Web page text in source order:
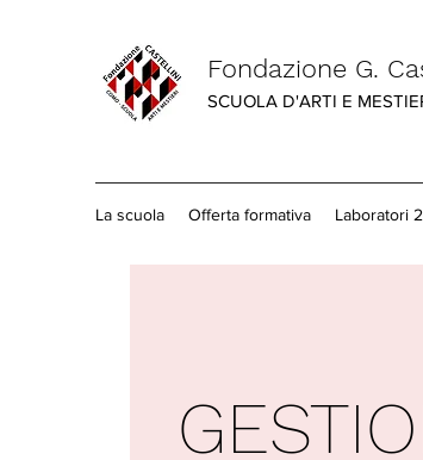
Fondazione G.
SCUOLA D'ARTI E
La scuola Offerta formativa Laboratori